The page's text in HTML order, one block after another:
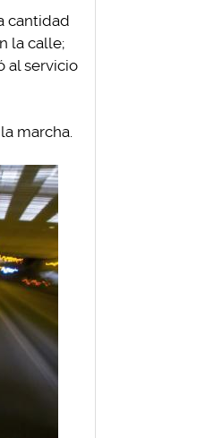
cantidad
la calle;
al servicio
marcha.